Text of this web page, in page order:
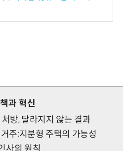
과 혁신
처방, 달라지지 않는 결과
거주:지분형 주택의 가능성
사의 원칙